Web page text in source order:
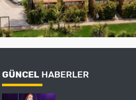
GÜNCEL HABERLER